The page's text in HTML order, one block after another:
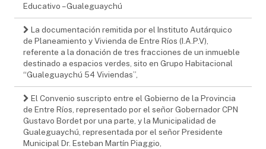
Educativo – Gualeguaychú
La documentación remitida por el Instituto Autárquico
de Planeamiento y Vivienda de Entre Ríos (I.A.P.V),
referente a la donación de tres fracciones de un inmueble
destinado a espacios verdes, sito en Grupo Habitacional
“Gualeguaychú 54 Viviendas”,
El Convenio suscripto entre el Gobierno de la Provincia
de Entre Ríos, representado por el señor Gobernador CPN
Gustavo Bordet por una parte, y la Municipalidad de
Gualeguaychú, representada por el señor Presidente
Municipal Dr. Esteban Martín Piaggio,